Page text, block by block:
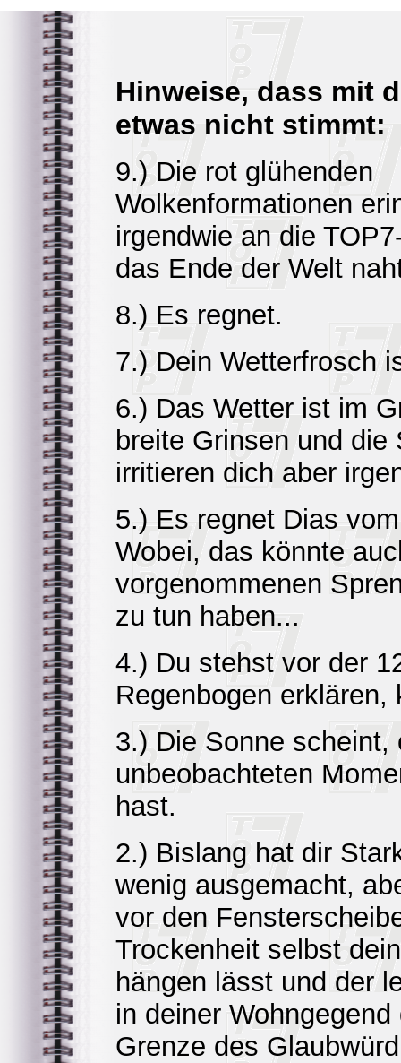
Hinweise, dass mit
etwas nicht stimmt:
9.) Die rot glühenden
Wolkenformationen
irgendwie an die
das Ende der Welt
8.) Es regnet.
7.) Dein Wetterfrosch
6.) Das Wetter ist im
breite Grinsen und
irritieren dich aber
5.) Es regnet Dias
Wobei, das könnte
vorgenommenen
zu tun haben...
4.) Du stehst vor der
Regenbogen
3.) Die Sonne
unbeobachteten
hast.
2.) Bislang hat dir
wenig ausgemacht,
vor den
Trockenheit selbst
hängen lässt und der
in deiner
Grenze des